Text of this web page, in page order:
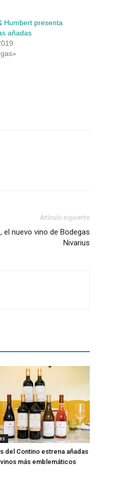
Humbert presenta
añadas
Artículo siguiente
el nuevo vino de Bodegas
Nivarius
del Contino estrena añadas
más emblemáticos